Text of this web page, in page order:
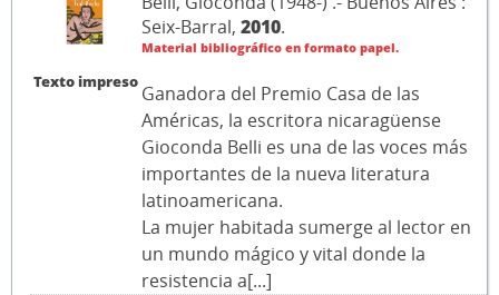
Texto impreso
Seix-Barral, 2010.
Material bibliográfico en formato papel.
Ganadora del Premio Casa de las
Américas, la escritora nicaragüense
Gioconda Belli es una de las voces más
importantes de la nueva literatura
latinoamericana.
La mujer habitada sumerge al lector en
un mundo mágico y vital donde la
resistencia a[...]